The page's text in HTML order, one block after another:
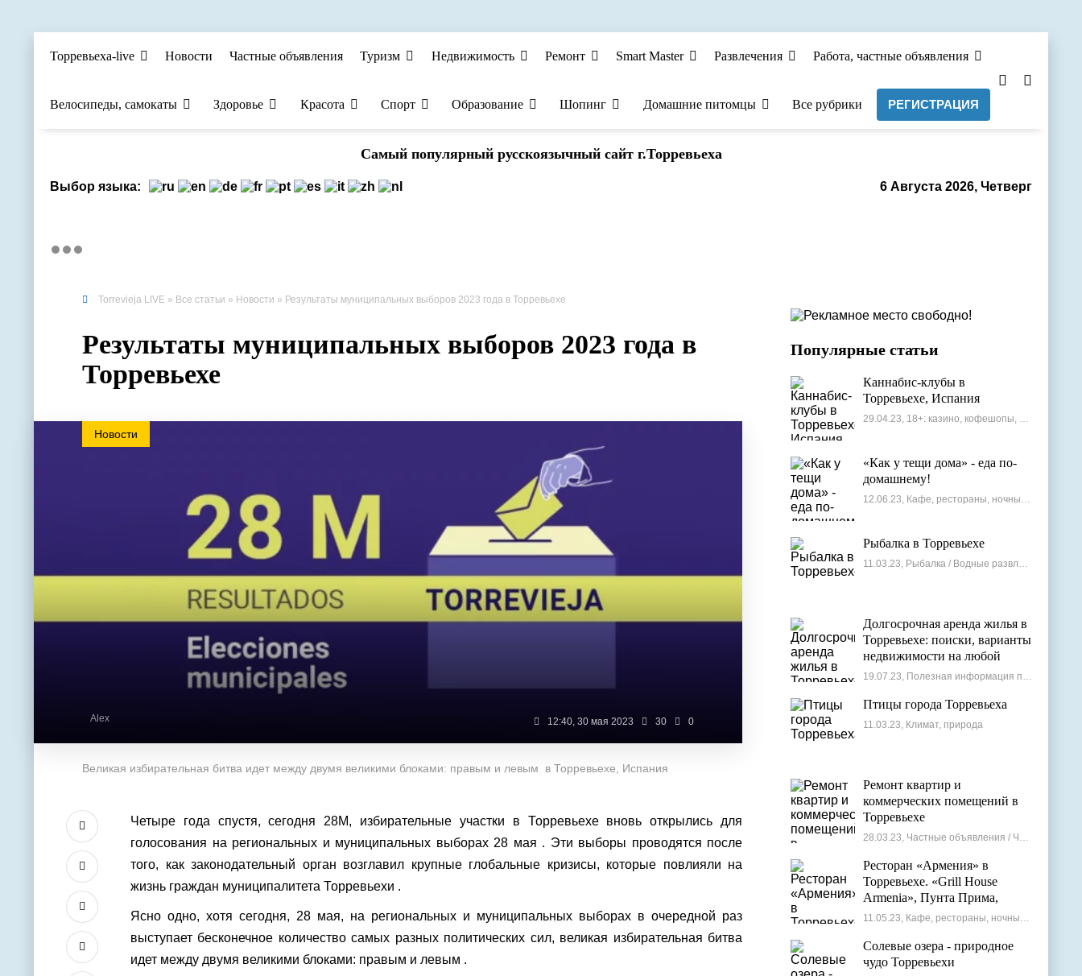
Торревьеха-live Новости Частные объявления Туризм Недвижимость Ремонт Smart Master Развлечения Работа, частные объявления
Велосипеды, самокаты Здоровье Красота Спорт Образование Шопинг Домашние питомцы Все рубрики РЕГИСТРАЦИЯ
Cамый популярный русскоязычный сайт г.Торревьеха
6 Августа 2026, Четверг
Выбор языка:
Torrevieja LIVE » Все статьи » Новости » Результаты муниципальных выборов 2023 года в Торревьехе
Результаты муниципальных выборов 2023 года в
Торревьехе
Новости
Alex 12:40, 30 мая 2023 30 0
Великая избирательная битва идет между двумя великими блоками: правым и левым в Торревьехе, Испания
Четыре года спустя, сегодня 28M, избирательные участки в Торревьехе вновь открылись для
голосования на региональных и муниципальных выборах 28 мая . Эти выборы проводятся после
того, как законодательный орган возглавил крупные глобальные кризисы, которые повлияли на
жизнь граждан муниципалитета Торревьехи .
Ясно одно, хотя сегодня, 28 мая, на региональных и муниципальных выборах в очередной раз
выступает бесконечное количество самых разных политических сил, великая избирательная битва
идет между двумя великими блоками: правым и левым .
Популярные статьи
Каннабис-клубы в
Торревьехе, Испания
29.04.23, 18+: казино, кофешопы, стрип-бары
«Как у тещи дома» - еда по-
домашнему!
12.06.23, Кафе, рестораны, ночные клубы
Рыбалка в Торревьехе
11.03.23, Рыбалка / Водные развлечения
Долгосрочная аренда жилья в
Торревьехе: поиски, варианты
недвижимости на любой
бюджет
19.07.23, Полезная информация по недвижимости
Птицы города Торревьеха
11.03.23, Климат, природа
Ремонт квартир и
коммерческих помещений в
Торревьехе
28.03.23, Частные объявления / Частные мастера
Ресторан «Армения» в
Торревьехе. «Grill House
Armenia», Пунта Прима,
Испания
11.05.23, Кафе, рестораны, ночные клубы
Солевые озера - природное
чудо Торревьехи